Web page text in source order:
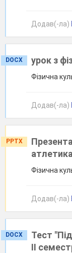
Додав(-ла)
DOCX урок з
Фізична
Додав(-ла)
PPTX
Фізична
Додав(-ла)
DOCX
Тест
ІІ